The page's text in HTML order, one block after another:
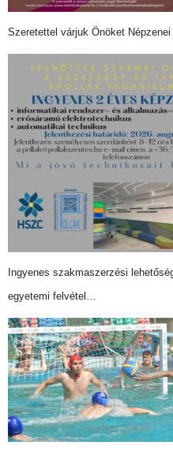
Szeretettel várjuk Önöket Népzenei
Ingyenes szakmaszerzési
egyetemi felvétel…